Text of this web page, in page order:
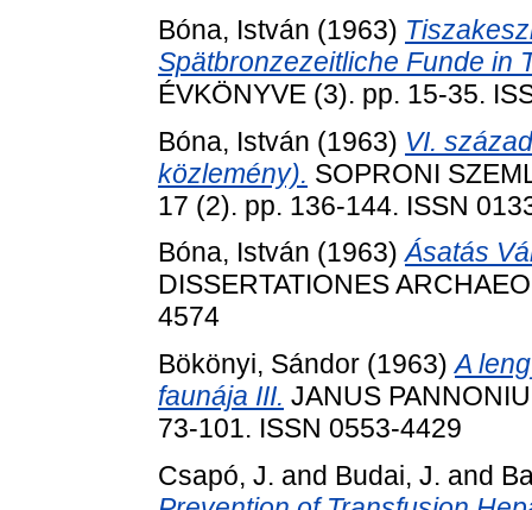
Bóna, István (1963)
Spätbronzezeitliche Funde in
ÉVKÖNYVE (3). pp. 15-35.
Bóna, István (1963) VI.
közlemény). SOPRONI
17 (2). pp. 136-144. ISSN
Bóna, István (1963)Ásatás
DISSERTATIONES
4574
Bökönyi, Sándor (1963)A
faunája III. JANUS
73-101. ISSN 0553-4429
Csapó, J. and Budai, J. and